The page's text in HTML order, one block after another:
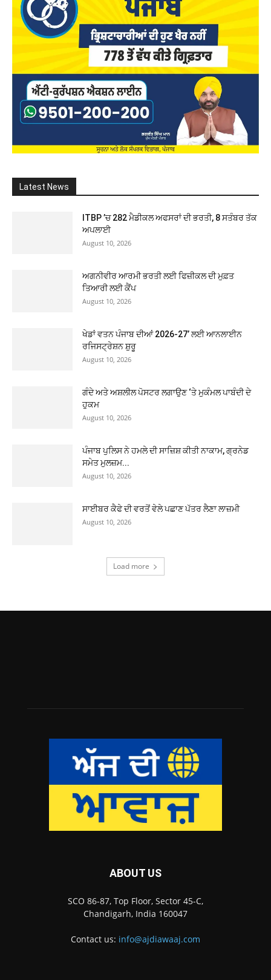
Latest News
ITBP ’ਚ 282 ਮੈਡੀਕਲ ਅਫਸਰਾਂ ਦੀ ਭਰਤੀ, 8 ਸਤੰਬਰ ਤੱਕ
ਅਪਲਾਈ
August 10, 2026
ਅਗਨੀਵੀਰ ਆਰਮੀ ਭਰਤੀ ਲਈ ਫਿਜ਼ੀਕਲ ਦੀ ਮੁਫ਼ਤ
ਤਿਆਰੀ ਲਈ ਕੈਂਪ
August 10, 2026
ਖੇਡਾਂ ਵਤਨ ਪੰਜਾਬ ਦੀਆਂ 2026-27’ ਲਈ ਆਨਲਾਈਨ
ਰਜਿਸਟ੍ਰੇਸ਼ਨ ਸ਼ੁਰੂ
August 10, 2026
ਗੰਦੇ ਅਤੇ ਅਸ਼ਲੀਲ ਪੋਸਟਰ ਲਗਾਉਣ ‘ਤੇ ਮੁਕੰਮਲ ਪਾਬੰਦੀ ਦੇ
ਹੁਕਮ
August 10, 2026
ਪੰਜਾਬ ਪੁਲਿਸ ਨੇ ਹਮਲੇ ਦੀ ਸਾਜ਼ਿਸ਼ ਕੀਤੀ ਨਾਕਾਮ, ਗ੍ਰਨੇਡ
ਸਮੇਤ ਮੁਲਜ਼ਮ...
August 10, 2026
ਸਾਈਬਰ ਕੈਫੇ ਦੀ ਵਰਤੋਂ ਵੇਲੇ ਪਛਾਣ ਪੱਤਰ ਲੈਣਾ ਲਾਜ਼ਮੀ
August 10, 2026
Load more
ABOUT US
SCO 86-87, Top Floor, Sector 45-C,
Chandigarh, India 160047
Contact us: info@ajdiawaaj.com